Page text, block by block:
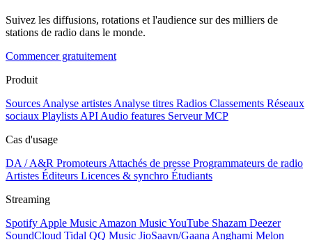
Suivez les diffusions, rotations et l'audience sur des milliers de
stations de radio dans le monde.
Commencer gratuitement
Produit
Sources Analyse artistes Analyse titres Radios Classements Réseaux
sociaux Playlists API Audio features Serveur MCP
Cas d'usage
DA / A&R Promoteurs Attachés de presse Programmateurs de radio
Artistes Éditeurs Licences & synchro Étudiants
Streaming
Spotify Apple Music Amazon MusicYouTube Shazam Deezer
SoundCloud Tidal QQ Music JioSaavn/Gaana Anghami Melon